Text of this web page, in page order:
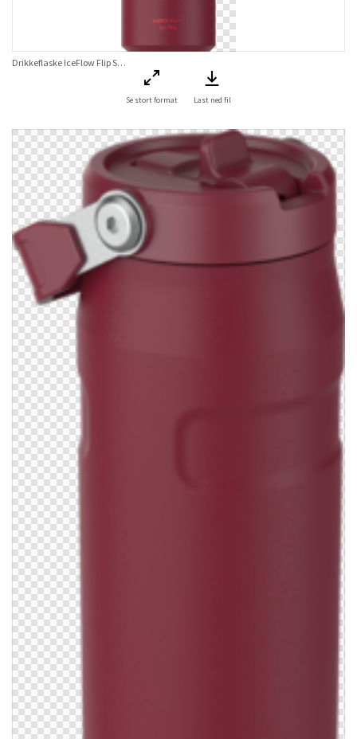
Drikkeflaske IceFlow Flip Straw Bottle Cranberry 0,7 L
Se stort format Last ned fil